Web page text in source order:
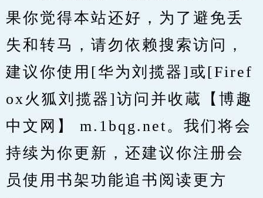
果你觉得本站还好，为了避免丢
失和转马，请勿依赖搜索访问，
建议你使用[华为刘揽器]或[Firef
ox火狐刘揽器]访问并收蔵【博趣
中文网】 m.1bqg.net。我们将会
持续为你更新，还建议你注册会
员使用书架功能追书阅读更方